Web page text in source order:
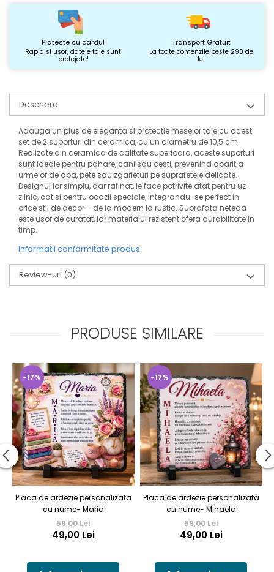
Plateste cu cardul
Rapid si usor, datele tale sunt
protejate!
Transport Gratuit
La toate comenzile peste 290 de
lei
Descriere
Adauga un plus de eleganta si protectie meselor tale cu acest
set de 2 suporturi din ceramica, cu un diametru de 10,5 cm.
Realizate din ceramica de calitate superioara, aceste suporturi
sunt ideale pentru pahare, cani sau cesti, prevenind aparitia
urmelor de apa, pete sau zgarieturi pe suprafetele delicate.
Designul lor simplu, dar rafinat, le face potrivite atat pentru uz
zilnic, cat si pentru ocazii speciale, integrandu-se perfect in
orice stil de decor – de la modern la rustic. Suprafata neteda
este usor de curatat, iar materialul rezistent ofera durabilitate in
timp.
Informatii conformitate produs
Review-uri (0)
PRODUSE SIMILARE
-17%
Placa de ardezie personalizata
cu nume- Maria
59,00 Lei
49,00 Lei
-17%
Placa de ardezie personalizata
cu nume- Mihaela
59,00 Lei
49,00 Lei